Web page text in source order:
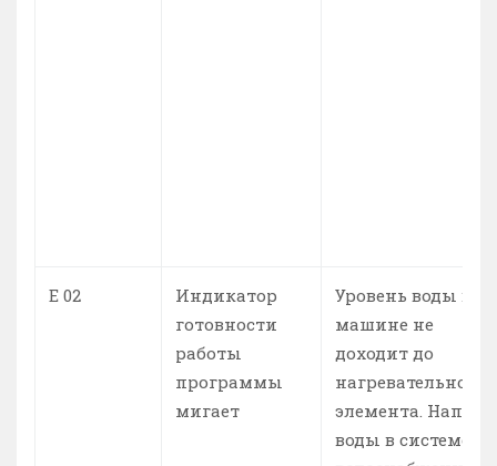
Е 02
Индикатор
готовности
работы
программы
мигает
Уровень воды в
машине не
доходит до
нагревательного
элемента. Напор
воды в системе